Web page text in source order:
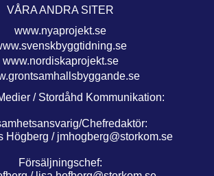
VÅRA ANDRA SITER
www.nyaprojekt.se
www.nordiskaprojekt.se
/ Stordåhd Kommunikation:
Chefredaktör:
Högberg / jmhogberg@storkom.se
Försäljningschef: